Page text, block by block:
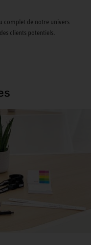
complet de notre univers
clients potentiels.